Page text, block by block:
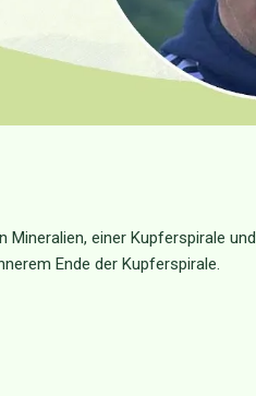
einer Kupferspirale
Ende der Kupferspirale.